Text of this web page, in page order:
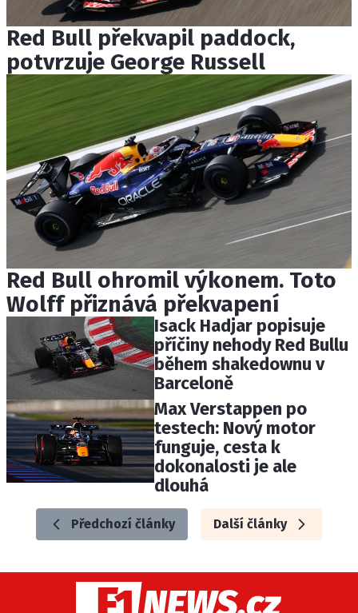
Red Bull překvapil paddock,
potvrzuje George Russell
Red Bull ohromil výkonem. Toto
Wolff přiznává překvapení
Isack Hadjar popisuje
příčiny nehody Red Bullu
během shakedownu v
Barceloně
Max Verstappen po
testech: Nový motor
funguje, cesta k
dokonalosti je ale
dlouhá
Předchozí články Další články